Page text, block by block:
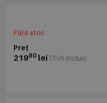
Fără stoc
Preț
21980 lei (TVA inclus)